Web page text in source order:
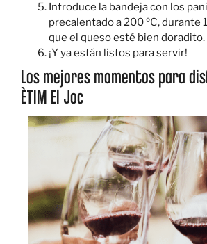
Introduce la bandeja con los
precalentado a 200 ºC, durante
que el queso esté bien doradito.
¡Y ya están listos para servir!
Los mejores momentos para
ÈTIM El Joc